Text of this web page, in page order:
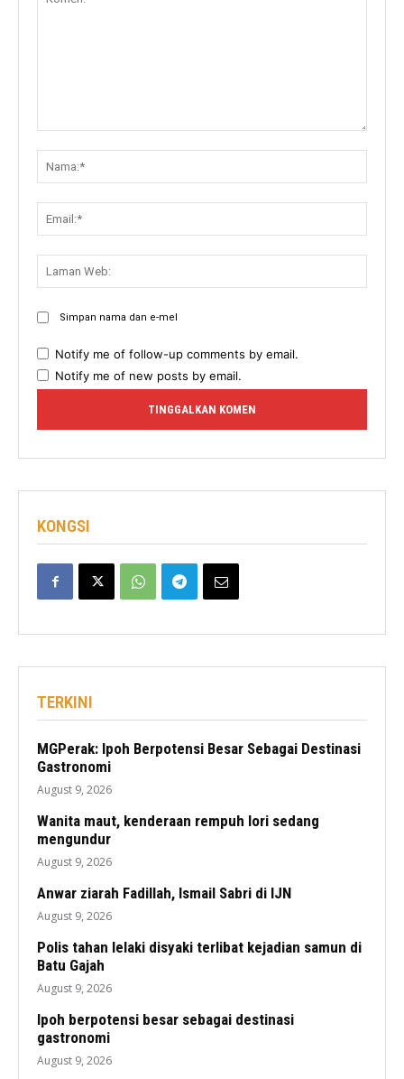
Simpan nama dan e-mel
Notify me of follow-up comments by email.
Notify me of new posts by email.
KONGSI
TERKINI
MGPerak: Ipoh Berpotensi Besar Sebagai Destinasi
Gastronomi
August 9, 2026
Wanita maut, kenderaan rempuh lori sedang
mengundur
August 9, 2026
Anwar ziarah Fadillah, Ismail Sabri di IJN
August 9, 2026
Polis tahan lelaki disyaki terlibat kejadian samun di
Batu Gajah
August 9, 2026
Ipoh berpotensi besar sebagai destinasi
gastronomi
August 9, 2026